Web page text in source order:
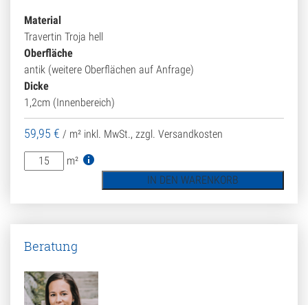
Material
Travertin Troja hell
Oberfläche
antik (weitere Oberflächen auf Anfrage)
Dicke
1,2cm (Innenbereich)
59,95 € / m² inkl. MwSt., zzgl. Versandkosten
Natursteinfliese
Travertin
hell
Menge
m²
IN DEN WARENKORB
Beratung